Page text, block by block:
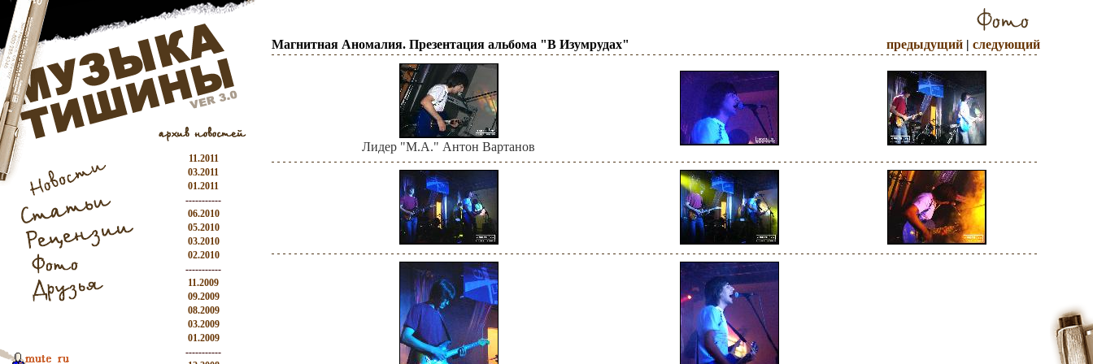
11.2011
03.2011
01.2011
-----------
06.2010
05.2010
03.2010
02.2010
-----------
11.2009
09.2009
08.2009
03.2009
01.2009
-----------
Магнитная Аномалия. Презентация альбома "В Изумрудах" предыдущий | следующий
Лидер "М.А." Антон Вартанов